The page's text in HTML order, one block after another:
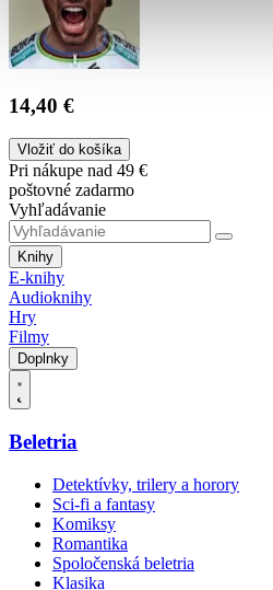
14,40 €
Vložiť do košíka
Pri nákupe nad 49 €
poštovné zadarmo
Vyhľadávanie
Knihy
E-knihy
Audioknihy
Hry
Filmy
Doplnky
Beletria
Detektívky, trilery a horory
Sci-fi a fantasy
Komiksy
Romantika
Spoločenská beletria
Klasika